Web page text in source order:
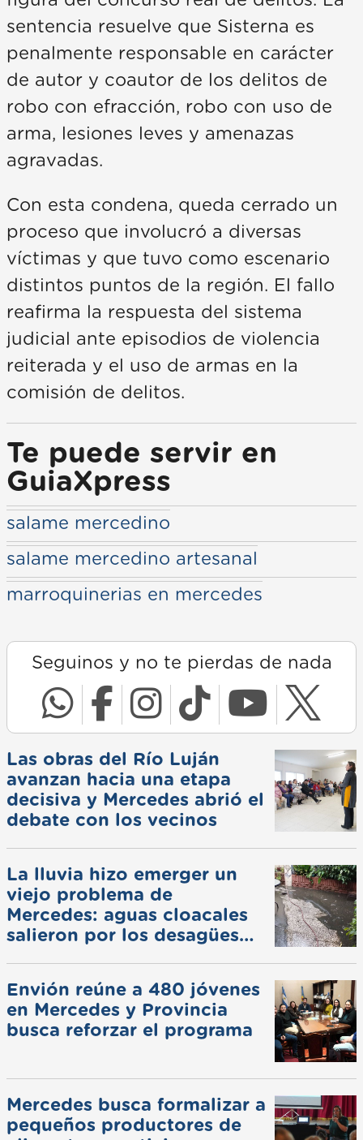
sentencia resuelve que Sisterna es
penalmente responsable en carácter
de autor y coautor de los delitos de
robo con efracción, robo con uso de
arma, lesiones leves y amenazas
agravadas.
Con esta condena, queda cerrado un
proceso que involucró a diversas
víctimas y que tuvo como escenario
distintos puntos de la región. El fallo
reafirma la respuesta del sistema
judicial ante episodios de violencia
reiterada y el uso de armas en la
comisión de delitos.
Te puede servir en
GuiaXpress
salame mercedino
salame mercedino artesanal
marroquinerias en mercedes
Seguinos y no te pierdas de nada
Las obras del Río Luján
avanzan hacia una etapa
decisiva y Mercedes abrió el
debate con los vecinos
La lluvia hizo emerger un
viejo problema de
Mercedes: aguas cloacales
salieron por los desagües
Envión reúne a 480 jóvenes
en Mercedes y Provincia
busca reforzar el programa
Mercedes busca formalizar a
pequeños productores de